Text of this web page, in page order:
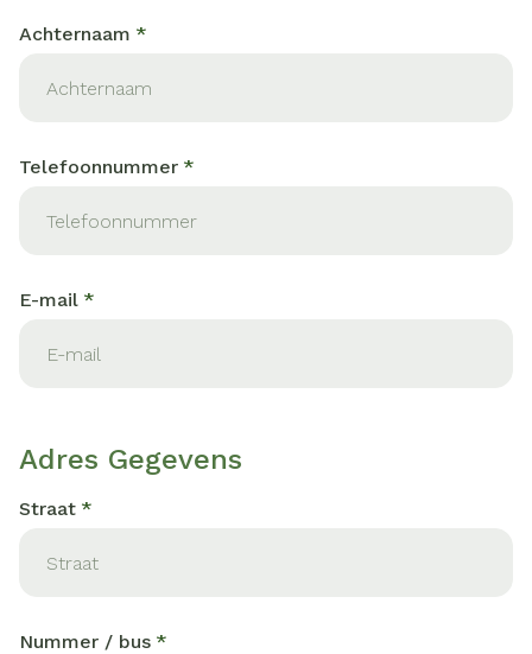
Achternaam
Telefoonnummer
E-mail
Adres Gegevens
Straat
Nummer / bus